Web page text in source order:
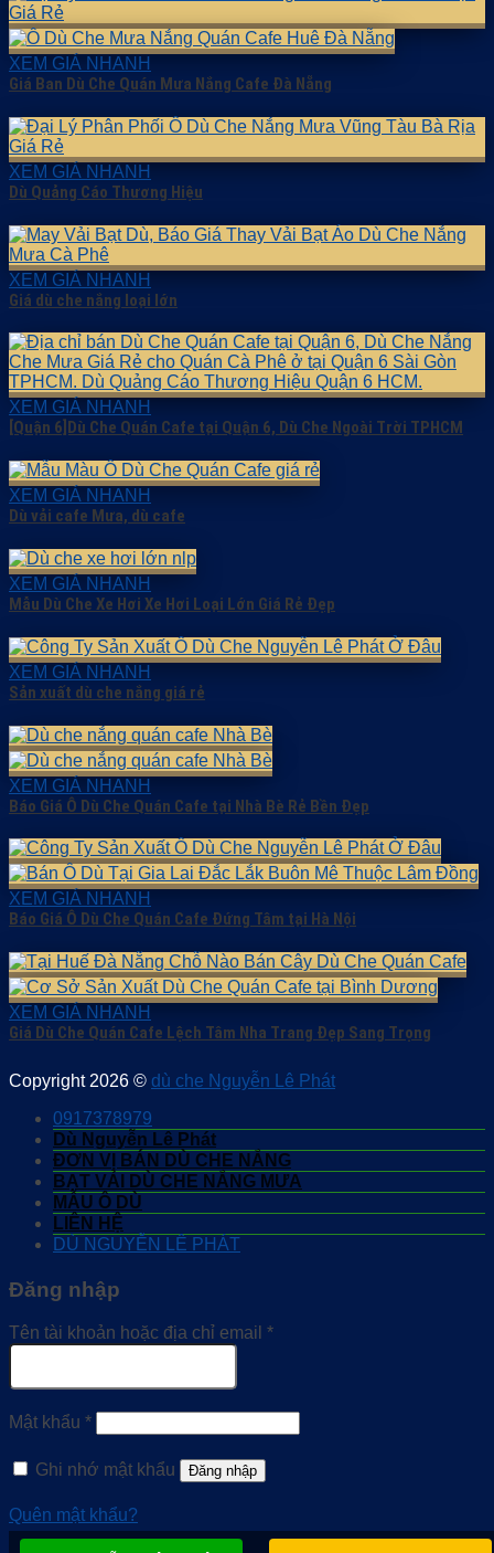
XEM GIÁ NHANH
Giá Ban Dù Che Quán Mưa Nắng Cafe Đà Nẵng
XEM GIÁ NHANH
Dù Quảng Cáo Thương Hiệu
XEM GIÁ NHANH
Giá dù che nắng loại lớn
XEM GIÁ NHANH
[Quận 6]Dù Che Quán Cafe tại Quận 6, Dù Che Ngoài Trời TPHCM
XEM GIÁ NHANH
Dù vải cafe Mưa, dù cafe
XEM GIÁ NHANH
Mẫu Dù Che Xe Hơi Xe Hơi Loại Lớn Giá Rẻ Đẹp
XEM GIÁ NHANH
Sản xuất dù che nắng giá rẻ
XEM GIÁ NHANH
Báo Giá Ô Dù Che Quán Cafe tại Nhà Bè Rẻ Bền Đẹp
XEM GIÁ NHANH
Báo Giá Ô Dù Che Quán Cafe Đứng Tâm tại Hà Nội
XEM GIÁ NHANH
Giá Dù Che Quán Cafe Lệch Tâm Nha Trang Đẹp Sang Trọng
Copyright 2026 © dù che Nguyễn Lê Phát
0917378979
Dù Nguyễn Lê Phát
ĐƠN VỊ BÁN DÙ CHE NẮNG
BẠT VẢI DÙ CHE NẮNG MƯA
MẪU Ô DÙ
LIÊN HỆ
DÙ NGUYỄN LÊ PHÁT
Đăng nhập
Tên tài khoản hoặc địa chỉ email *
Mật khẩu *
Ghi nhớ mật khẩu Đăng nhập
Quên mật khẩu?